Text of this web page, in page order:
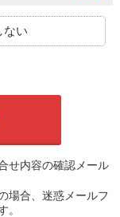
ない
せ内容の確認メール
場合、迷惑メールフ
。